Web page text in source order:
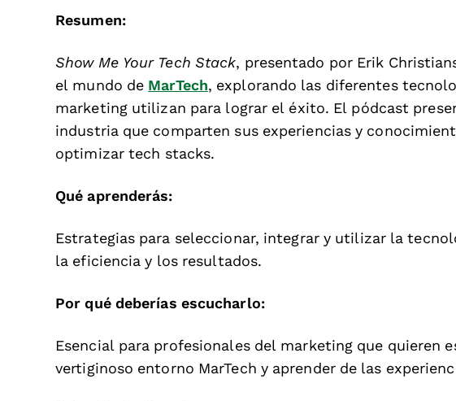
Resumen:
Show Me Your Tech Stack, presentado por Erik
el mundo de MarTech, explorando las diferentes
marketing utilizan para lograr el éxito. El pódcast
industria que comparten sus experiencias y
optimizar tech stacks.
Qué aprenderás:
Estrategias para seleccionar, integrar y utilizar la
la eficiencia y los resultados.
Por qué deberías escucharlo:
Esencial para profesionales del marketing que quieren
vertiginoso entorno MarTech y aprender de las